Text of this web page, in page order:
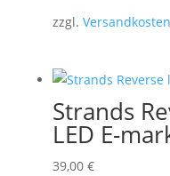
zzgl. Versandkosten
Strands
LED E-
39,00 €